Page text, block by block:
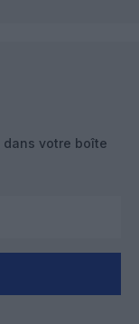
votre boîte